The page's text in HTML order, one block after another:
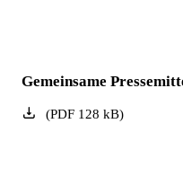
Gemeinsame
(PDF128 kB)